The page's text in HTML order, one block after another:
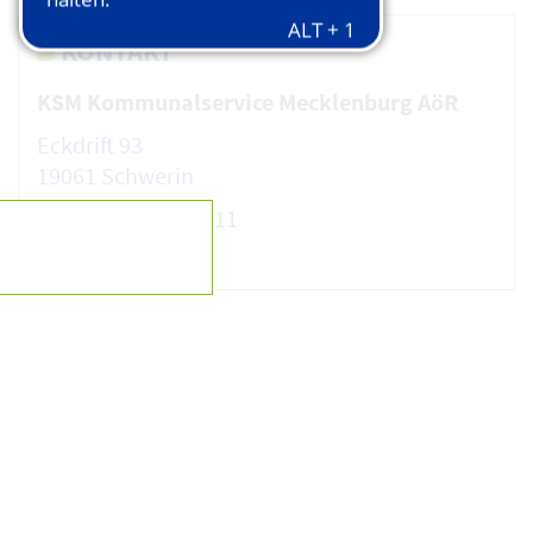
KONTAKT
Eckdrift 93
19061 Schwerin
+49 385 20092-1211